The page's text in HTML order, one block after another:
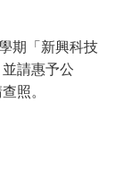
期「新興科技
請惠予公
照。